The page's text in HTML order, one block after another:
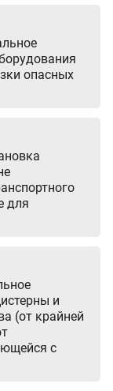
опасных
для
и
(от крайней
с